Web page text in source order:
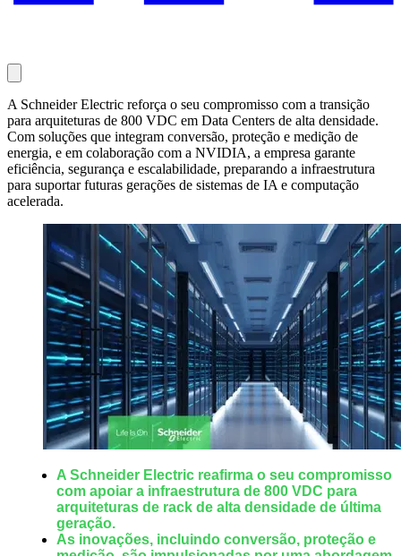
A Schneider Electric reforça o seu compromisso com a transição
para arquiteturas de 800 VDC em Data Centers de alta densidade.
Com soluções que integram conversão, proteção e medição de
energia, e em colaboração com a NVIDIA, a empresa garante
eficiência, segurança e escalabilidade, preparando a infraestrutura
para suportar futuras gerações de sistemas de IA e computação
acelerada.
A Schneider Electric reafirma o seu compromisso
com apoiar a infraestrutura de 800 VDC para
arquiteturas de rack de alta densidade de última
geração.
As inovações, incluindo conversão, proteção e